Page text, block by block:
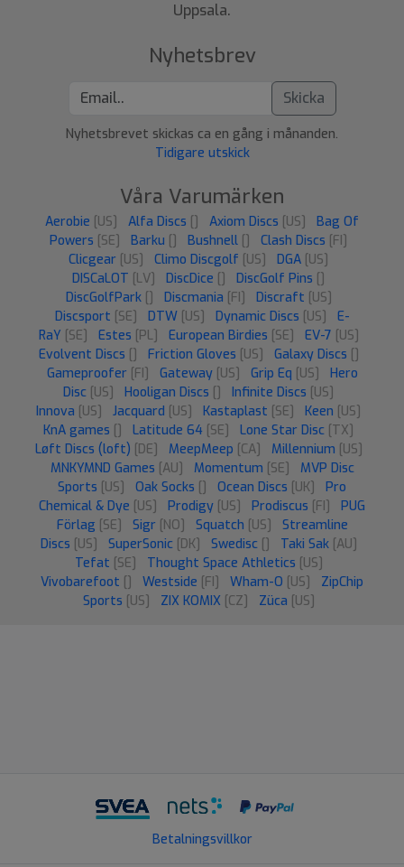
Uppsala.
Nyhetsbrev
Skicka
Nyhetsbrevet skickas ca en gång i månanden.
Tidigare utskick
Våra Varumärken
Aerobie [US] Alfa Discs Axiom Discs [US]
Bag Of
Powers [SE] Barku Bushnell Clash Discs [FI]
Clicgear [US] Climo Discgolf [US] DGA [US]
DISCaLOT [LV] DiscDice DiscGolf Pins
DiscGolfPark
Discmania [FI] Discraft [US]
Discsport [SE] DTW [US] Dynamic Discs [US]
E-
RaY [SE] Estes [PL] European Birdies [SE] EV-7 [US]
Evolvent Discs
Friction Gloves [US] Galaxy Discs
Gameproofer [FI] Gateway [US] Grip Eq [US]
Hero
Disc [US] Hooligan Discs Infinite Discs [US]
Innova [US] Jacquard [US] Kastaplast [SE] Keen [US]
KnA games
Latitude 64 [SE] Lone Star Disc [TX]
Løft Discs (loft) [DE] MeepMeep [CA] Millennium [US]
MNKYMND Games [AU] Momentum [SE]
MVP Disc
Sports [US] Oak Socks Ocean Discs [UK]
Pro
Chemical & Dye [US] Prodigy [US] Prodiscus [FI]
PUG
Förlag [SE] Sigr [NO] Squatch [US]
Streamline
Discs [US] SuperSonic [DK] Swedisc Taki Sak [AU]
Tefat [SE] Thought Space Athletics [US]
Vivobarefoot
Westside [FI] Wham-O [US]
ZipChip
Sports [US] ZIX KOMIX [CZ] Züca [US]
Betalningsvillkor